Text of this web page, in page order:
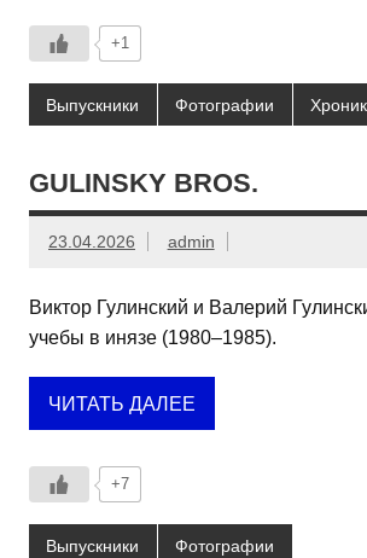
+1
Выпускники Фотографии
GULINSKY BROS.
23.04.2026 admin
Виктор Гулинский и Валерий
учебы в инязе (1980–1985).
ЧИТАТЬ ДАЛЕЕ
+7
Выпускники Фотографии